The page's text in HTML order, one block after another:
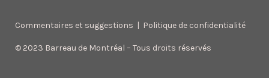
Commentaires et suggestions | Politique de confidentialité
© 2023 Barreau de Montréal – Tous droits réservés